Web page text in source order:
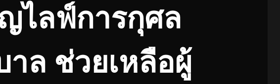
ไลฟ์การกุศล
าล ช่วยเหลือผู้